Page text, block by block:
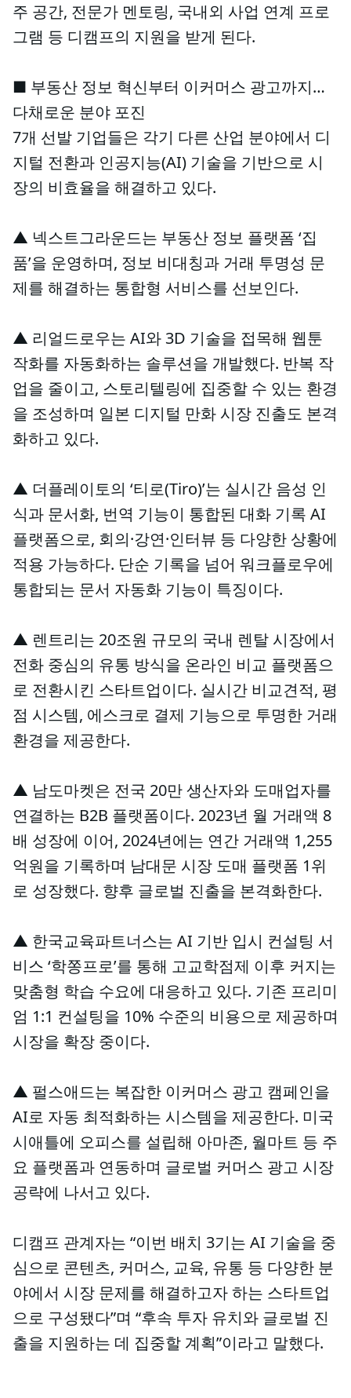
주 공간, 전문가 멘토링, 국내외 사업 연계 프로
그램 등 디캠프의 지원을 받게 된다.
■ 부동산 정보 혁신부터 이커머스 광고까지…
다채로운 분야 포진
7개 선발 기업들은 각기 다른 산업 분야에서 디
지털 전환과 인공지능(AI) 기술을 기반으로 시
장의 비효율을 해결하고 있다.
▲ 넥스트그라운드는 부동산 정보 플랫폼 ‘집
품’을 운영하며, 정보 비대칭과 거래 투명성 문
제를 해결하는 통합형 서비스를 선보인다.
▲ 리얼드로우는 AI와 3D 기술을 접목해 웹툰
작화를 자동화하는 솔루션을 개발했다. 반복 작
업을 줄이고, 스토리텔링에 집중할 수 있는 환경
을 조성하며 일본 디지털 만화 시장 진출도 본격
화하고 있다.
▲ 더플레이토의 ‘티로(Tiro)’는 실시간 음성 인
식과 문서화, 번역 기능이 통합된 대화 기록 AI
플랫폼으로, 회의·강연·인터뷰 등 다양한 상황에
적용 가능하다. 단순 기록을 넘어 워크플로우에
통합되는 문서 자동화 기능이 특징이다.
▲ 렌트리는 20조원 규모의 국내 렌탈 시장에서
전화 중심의 유통 방식을 온라인 비교 플랫폼으
로 전환시킨 스타트업이다. 실시간 비교견적, 평
점 시스템, 에스크로 결제 기능으로 투명한 거래
환경을 제공한다.
▲ 남도마켓은 전국 20만 생산자와 도매업자를
연결하는 B2B 플랫폼이다. 2023년 월 거래액 8
배 성장에 이어, 2024년에는 연간 거래액 1,255
억원을 기록하며 남대문 시장 도매 플랫폼 1위
로 성장했다. 향후 글로벌 진출을 본격화한다.
▲ 한국교육파트너스는 AI 기반 입시 컨설팅 서
비스 ‘학쫑프로’를 통해 고교학점제 이후 커지는
맞춤형 학습 수요에 대응하고 있다. 기존 프리미
엄 1:1 컨설팅을 10% 수준의 비용으로 제공하며
시장을 확장 중이다.
▲ 펄스애드는 복잡한 이커머스 광고 캠페인을
AI로 자동 최적화하는 시스템을 제공한다. 미국
시애틀에 오피스를 설립해 아마존, 월마트 등 주
요 플랫폼과 연동하며 글로벌 커머스 광고 시장
공략에 나서고 있다.
디캠프 관계자는 “이번 배치 3기는 AI 기술을 중
심으로 콘텐츠, 커머스, 교육, 유통 등 다양한 분
야에서 시장 문제를 해결하고자 하는 스타트업
으로 구성됐다”며 “후속 투자 유치와 글로벌 진
출을 지원하는 데 집중할 계획”이라고 말했다.